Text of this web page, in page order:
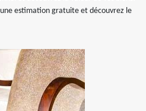
estimation gratuite et découvrez le